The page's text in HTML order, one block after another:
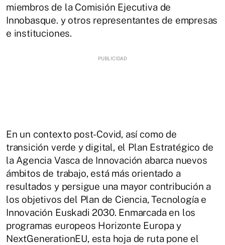
miembros de la Comisión Ejecutiva de
Innobasque. y otros representantes de empresas
e instituciones.
En un contexto post-Covid, así como de
transición verde y digital, el Plan Estratégico de
la Agencia Vasca de Innovación abarca nuevos
ámbitos de trabajo, está más orientado a
resultados y persigue una mayor contribución a
los objetivos del Plan de Ciencia, Tecnología e
Innovación Euskadi 2030. Enmarcada en los
programas europeos Horizonte Europa y
NextGenerationEU, esta hoja de ruta pone el